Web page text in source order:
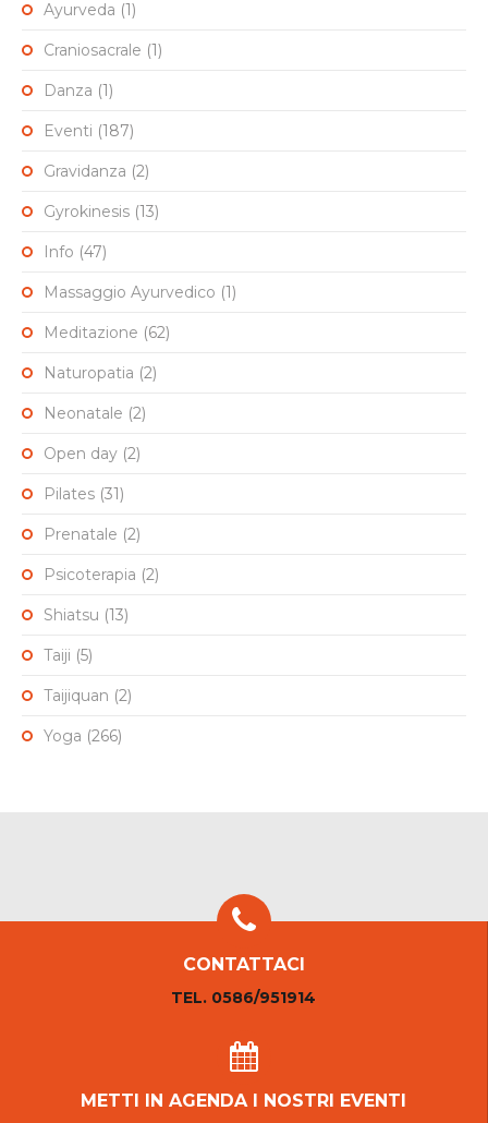
Ayurveda (1)
Craniosacrale (1)
Danza (1)
Eventi (187)
Gravidanza (2)
Gyrokinesis (13)
Info (47)
Massaggio Ayurvedico (1)
Meditazione (62)
Naturopatia (2)
Neonatale (2)
Open day (2)
Pilates (31)
Prenatale (2)
Psicoterapia (2)
Shiatsu (13)
Taiji (5)
Taijiquan (2)
Yoga (266)
CONTATTACI
TEL. 0586/951914
METTI IN AGENDA I NOSTRI EVENTI